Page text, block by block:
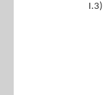
I.3)